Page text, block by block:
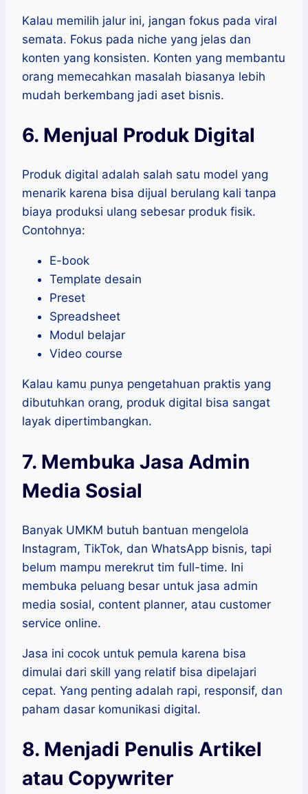
Kalau memilih jalur ini, jangan fokus pada viral
semata. Fokus pada niche yang jelas dan
konten yang konsisten. Konten yang membantu
orang memecahkan masalah biasanya lebih
mudah berkembang jadi aset bisnis.
6. Menjual Produk Digital
Produk digital adalah salah satu model yang
menarik karena bisa dijual berulang kali tanpa
biaya produksi ulang sebesar produk fisik.
Contohnya:
E-book
Template desain
Preset
Spreadsheet
Modul belajar
Video course
Kalau kamu punya pengetahuan praktis yang
dibutuhkan orang, produk digital bisa sangat
layak dipertimbangkan.
7. Membuka Jasa Admin
Media Sosial
Banyak UMKM butuh bantuan mengelola
Instagram, TikTok, dan WhatsApp bisnis, tapi
belum mampu merekrut tim full-time. Ini
membuka peluang besar untuk jasa admin
media sosial, content planner, atau customer
service online.
Jasa ini cocok untuk pemula karena bisa
dimulai dari skill yang relatif bisa dipelajari
cepat. Yang penting adalah rapi, responsif, dan
paham dasar komunikasi digital.
8. Menjadi Penulis Artikel
atau Copywriter